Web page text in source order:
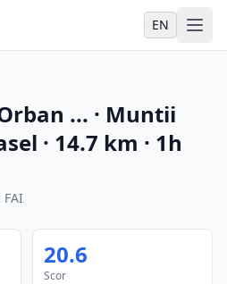
EN
... · Muntii
· 14.7 km · 1h
20.6
Scor